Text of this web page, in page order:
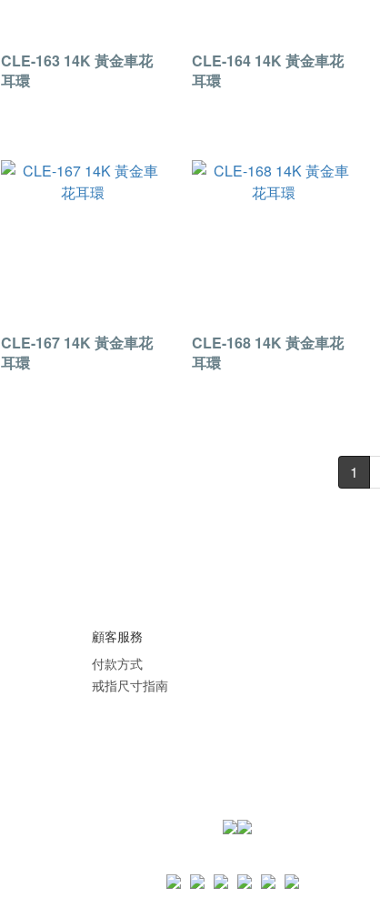
CLE-163 14K 黃金車花
耳環
CLE-164 14K 黃金車花
耳環
CLE-167 14K 黃金車花
耳環
CLE-168 14K 黃金車花
耳環
1
顧客服務
付款方式
戒指尺寸指南